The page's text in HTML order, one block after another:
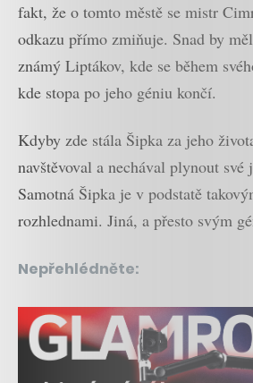
fakt, že o tomto městě se mistr
odkazu přímo zmiňuje. Snad by
známý Liptákov, kde se během
kde stopa po jeho géniu končí.
Kdyby zde stála Šipka za jeho
navštěvoval a nechával plynout své
Samotná Šipka je v podstatě
rozhlednami. Jiná, a přesto svým
Nepřehlédněte: